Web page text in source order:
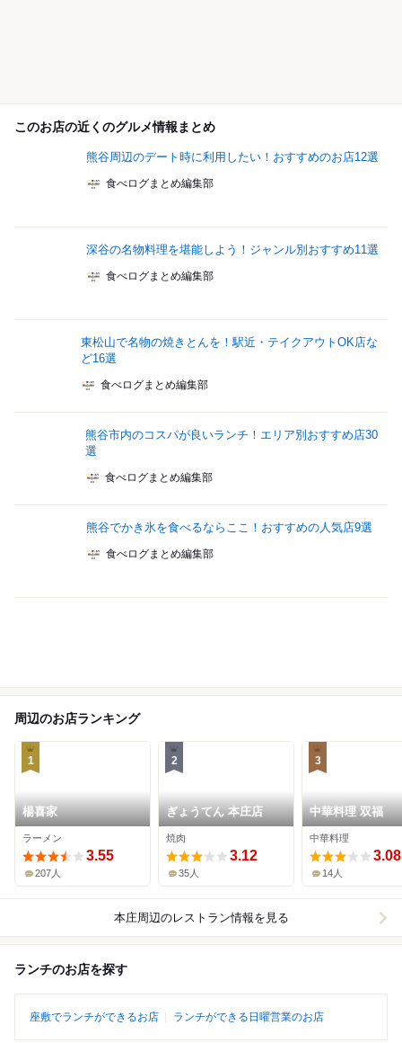
このお店の近くのグルメ情報まとめ
熊谷周辺のデート時に利用したい！おすすめのお店12選
食べログまとめ編集部
深谷の名物料理を堪能しよう！ジャンル別おすすめ11選
食べログまとめ編集部
東松山で名物の焼きとんを！駅近・テイクアウトOK店な
ど16選
食べログまとめ編集部
熊谷市内のコスパが良いランチ！エリア別おすすめ店30
選
食べログまとめ編集部
熊谷でかき氷を食べるならここ！おすすめの人気店9選
食べログまとめ編集部
周辺のお店ランキング
1
楊喜家
ラーメン
3.55
207人
2
ぎょうてん 本庄店
焼肉
3.12
35人
3
中華料理 双福
中華料理
3.08
14人
本庄周辺のレストラン情報を見る
ランチのお店を探す
座敷でランチができるお店 ランチができる日曜営業のお店